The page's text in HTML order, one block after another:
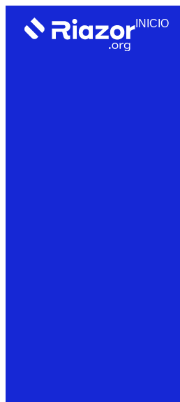
INICIO